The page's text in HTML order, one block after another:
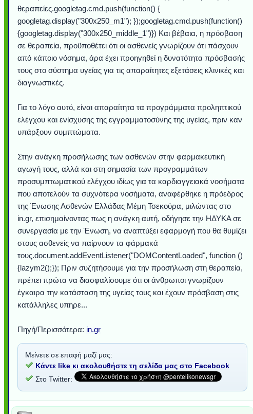
θεραπείες.googletag.cmd.push(function() {
googletag.display("300x250_m1"); });googletag.cmd.push(function()
{googletag.display("300x250_middle_1")}) Και βέβαια, η πρόσβαση
σε θεραπεία, προϋποθέτει ότι οι ασθενείς γνωρίζουν ότι πάσχουν
από κάποιο νόσημα, άρα έχει προηγηθεί η δυνατότητα πρόσβασής
τους στο σύστημα υγείας για τις απαραίτητες εξετάσεις κλινικές και
διαγνωστικές.
Για το λόγο αυτό, είναι απαραίτητα τα προγράμματα προληπτικού
ελέγχου και ενίσχυσης της εγγραμματοσύνης της υγείας, πριν καν
υπάρξουν συμπτώματα.
Στην ανάγκη προσήλωσης των ασθενών στην φαρμακευτική
αγωγή τους, αλλά και στη σημασία των προγραμμάτων
προσυμπτωματικού ελέγχου ιδίως για τα καρδιαγγειακά νοσήματα
που αποτελούν τα συχνότερα νοσήματα, αναφέρθηκε η πρόεδρος
της Ένωσης Ασθενών Ελλάδας Μέμη Τσεκούρα, μιλώντας στο
in.gr, επισημαίνοντας πως η ανάγκη αυτή, οδήγησε την ΗΔΥΚΑ σε
συνεργασία με την Ένωση, να αναπτύξει εφαρμογή που θα θυμίζει
στους ασθενείς να παίρνουν τα φάρμακά
τους.document.addEventListener("DOMContentLoaded", function ()
{lazym2();}); Πριν συζητήσουμε για την προσήλωση στη θεραπεία,
πρέπει πρώτα να διασφαλίσουμε ότι οι άνθρωποι γνωρίζουν
έγκαιρα την κατάσταση της υγείας τους και έχουν πρόσβαση στις
κατάλληλες υπηρε...
Πηγή/Περισσότερα: in.gr
Μείνετε σε επαφή μαζί μας:
Κάντε like κι ακολουθήστε τη σελίδα μας στο Facebook
Στο Twitter: